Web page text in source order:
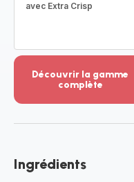
avec Extra Crisp
Découvrir la gamme
complète
-
gamme
Ingrédients